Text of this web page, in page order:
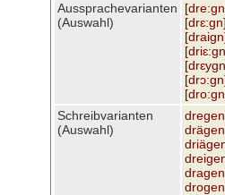
Aussprachevarianten
(Auswahl)
[drɛ:gn]
Schreibvarianten
(Auswahl)
dregen
drägen
dragen
drogen